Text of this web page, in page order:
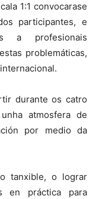
1:1 convocarase
participantes, e
a profesionais
problemáticas,
durante os catro
atmosfera de
por medio da
tanxible, o lograr
en práctica para